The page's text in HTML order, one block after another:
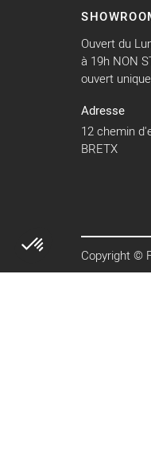
Ouvert du
à 19h NON
ouvert
Adresse
12 chemin
BRETX
Copyright ©